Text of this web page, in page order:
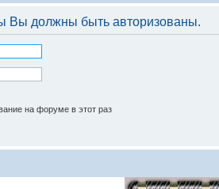
Вы должны быть авторизованы.
на форуме в этот раз